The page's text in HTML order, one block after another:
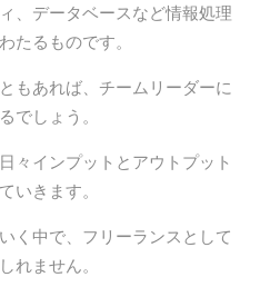
、データベースなど情報処理
たるものです。
もあれば、チームリーダーに
でしょう。
々インプットとアウトプット
いきます。
く中で、フリーランスとして
れません。